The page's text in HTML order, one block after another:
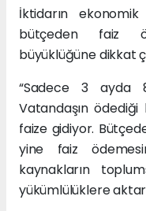
İktidarın
bütçeden faiz
büyüklüğüne dikkat
“Sadece 3 ayda
Vatandaşın ödediği
faize gidiyor.
yine faiz
kaynakların
yükümlülüklere